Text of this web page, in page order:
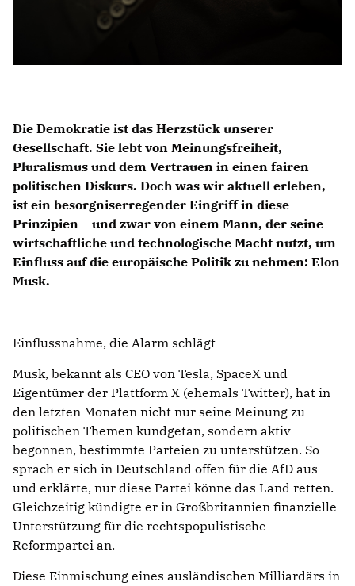
Die Demokratie ist das Herzstück unserer
Gesellschaft. Sie lebt von Meinungsfreiheit,
Pluralismus und dem Vertrauen in einen fairen
politischen Diskurs. Doch was wir aktuell erleben,
ist ein besorgniserregender Eingriff in diese
Prinzipien – und zwar von einem Mann, der seine
wirtschaftliche und technologische Macht nutzt, um
Einfluss auf die europäische Politik zu nehmen: Elon
Musk.
Einflussnahme, die Alarm schlägt
Musk, bekannt als CEO von Tesla, SpaceX und
Eigentümer der Plattform X (ehemals Twitter), hat in
den letzten Monaten nicht nur seine Meinung zu
politischen Themen kundgetan, sondern aktiv
begonnen, bestimmte Parteien zu unterstützen. So
sprach er sich in Deutschland offen für die AfD aus
und erklärte, nur diese Partei könne das Land retten.
Gleichzeitig kündigte er in Großbritannien finanzielle
Unterstützung für die rechtspopulistische
Reformpartei an.
Diese Einmischung eines ausländischen Milliardärs in